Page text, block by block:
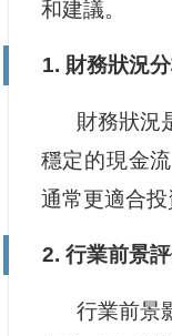
和建議。
1. 財務狀況
財務狀況
穩定的現金
通常更適合投
2. 行業前景
行業前景